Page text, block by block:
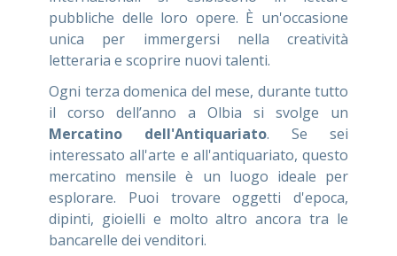
pubbliche delle loro opere. È un'occasione
unica per immergersi nella creatività
letteraria e scoprire nuovi talenti.
Ogni terza domenica del mese, durante tutto
il corso dell’anno a Olbia si svolge un
Mercatino dell'Antiquariato. Se sei
interessato all'arte e all'antiquariato, questo
mercatino mensile è un luogo ideale per
esplorare. Puoi trovare oggetti d'epoca,
dipinti, gioielli e molto altro ancora tra le
bancarelle dei venditori.